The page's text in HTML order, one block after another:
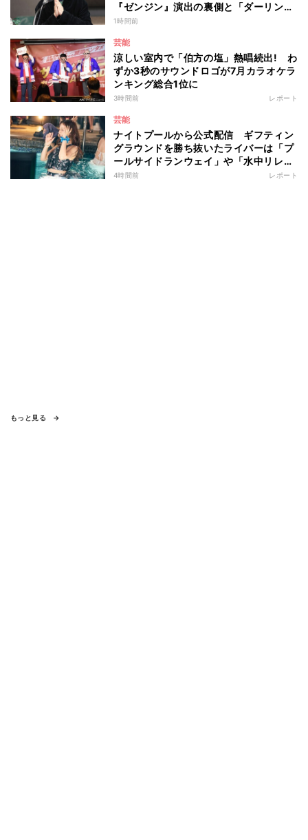
『ゼンジン』演出の裏側と「ダーリン」
への思いを語る
1時間前
芸能
涼しい室内で「伯方の塩」熱唱続出! わ
ずか3秒のサウンドロゴが7月カラオケラ
ンキング総合1位に
3時間前 レポート
芸能
ナイトプールから公式配信 ギフティン
グラウンドを勝ち抜いたライバーは「プ
ールサイドランウェイ」や「水中リレ
ー」にも参加 『イチナナイト★プー
4時間前 レポート
もっと見る